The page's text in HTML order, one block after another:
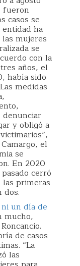
fueron
casos se
ha
mujeres
se
con la
años, el
había sido
medidas
y obligó a
el
se
En 2020
cerró
primeras
dos.
ni un día de
mucho,
de casos
“La
las